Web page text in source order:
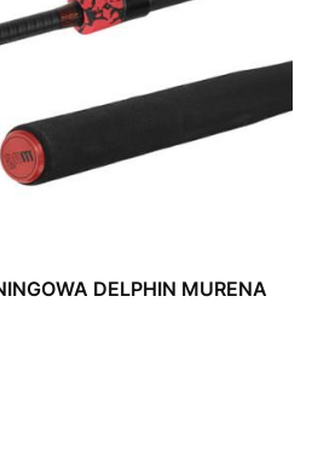
DELPHIN MURENA